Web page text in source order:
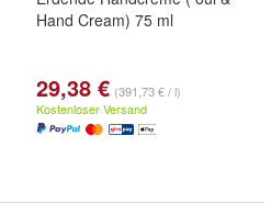
Hand Cream) 75 ml
29,38 € (391,73 € / l)
Kostenloser Versand